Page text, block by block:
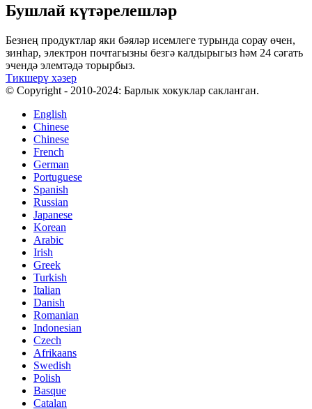
Бушлай күтәрелешләр
Безнең продуктлар яки бәяләр исемлеге турында сорау өчен,
зинһар, электрон почтагызны безгә калдырыгыз һәм 24 сәгать
эчендә элемтәдә торырбыз.
Тикшерү хәзер
© Copyright - 2010-2024: Барлык хокуклар сакланган.
English
Chinese
Chinese
French
German
Portuguese
Spanish
Russian
Japanese
Korean
Arabic
Irish
Greek
Turkish
Italian
Danish
Romanian
Indonesian
Czech
Afrikaans
Swedish
Polish
Basque
Catalan